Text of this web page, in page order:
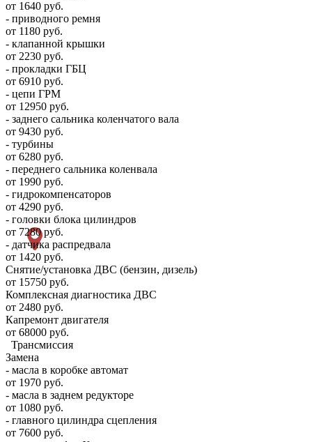
от 1640 руб.
- приводного ремня
от 1180 руб.
- клапанной крышки
от 2230 руб.
- прокладки ГБЦ
от 6910 руб.
- цепи ГРМ
от 12950 руб.
- заднего сальника коленчатого вала
от 9430 руб.
- турбины
от 6280 руб.
- переднего сальника коленвала
от 1990 руб.
- гидрокомпенсаторов
от 4290 руб.
- головки блока цилиндров
от 7280 руб.
- датчика распредвала
от 1420 руб.
Снятие/установка ДВС (бензин, дизель)
от 15750 руб.
Комплексная диагностика ДВС
от 2480 руб.
Капремонт двигателя
от 68000 руб.
Трансмиссия
Замена
- масла в коробке автомат
от 1970 руб.
- масла в заднем редукторе
от 1080 руб.
- главного цилиндра сцепления
от 7600 руб.